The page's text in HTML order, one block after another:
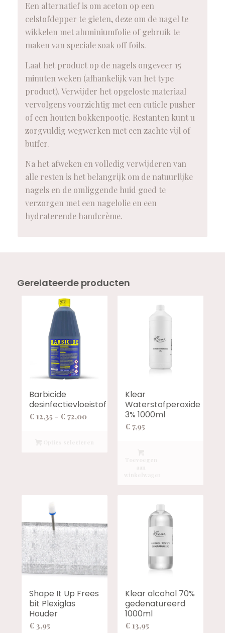
Een alternatief is om aceton op een
celstofdepper te gieten, deze om de nagel te
wikkelen met aluminiumfolie of gebruik te
maken van speciale soak off foils.
Laat het product op de nagels ongeveer 15
minuten weken (afhankelijk van het type
product). Verwijder het opgeloste materiaal
vervolgens voorzichtig met een cuticle pusher
of een houten bokkenpootje. Restanten kunt u
zorgvuldig wegwerken met een zachte vijl of
buffer.
Na het afweken en volledig verwijderen van
alle resten is het belangrijk om de natuurlijke
nagels en de omliggende huid goed te
verzorgen met een nagelolie en een
hydraterende handcrème.
Gerelateerde producten
Barbicide
desinfectievloeistof
€ 12,35 - € 72,00Prijsklasse:
Klear
Waterstofperoxide
3% 1000ml
€ 7,95
Shape It Up Frees
bit Plexiglas
Houder
€ 3,95
Klear alcohol 70%
gedenatureerd
1000ml
€ 13,95